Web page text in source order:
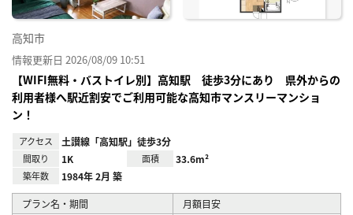
高知市
情報更新日 2026/08/09 10:51
【WIFI無料・バストイレ別】高知駅 徒歩3分にあり 県外からの
利用者様へ駅近割安でご利用可能な高知市マンスリーマンショ
ン！
アクセス 土讃線「高知駅」徒歩3分
間取り 1K 面積 33.6m²
築年数 1984年 2月 築
プラン名・期間 月額目安